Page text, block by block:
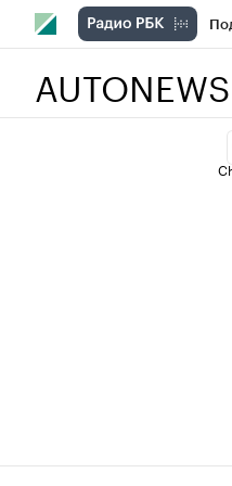
AUTONEWS